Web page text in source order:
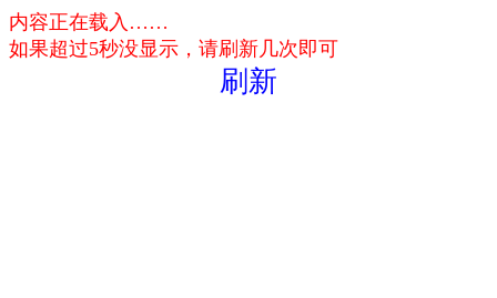
内容正在载入……
如果超过5秒没显示，请刷新几次即可
刷新